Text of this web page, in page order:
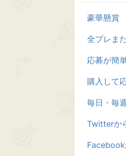
豪華懸賞
全プレま
応募が簡
購入して
毎日・毎
Twitterか